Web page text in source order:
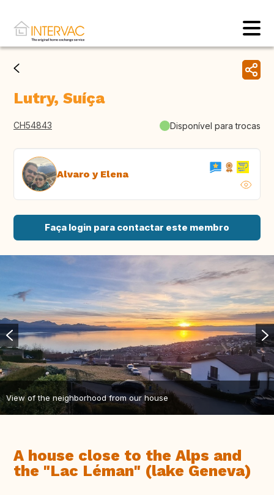
Lutry, Suíça
CH54843 Disponível para trocas
Alvaro y Elena
Faça login para contactar este membro
View of the neighborhood from our house
A house close to the Alps and
the "Lac Léman" (lake Geneva)